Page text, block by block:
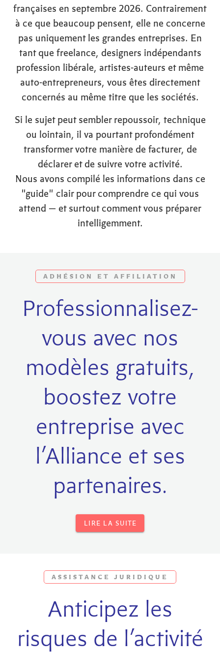
françaises en septembre 2026. Contrairement
à ce que beaucoup pensent, elle ne concerne
pas uniquement les grandes entreprises. En
tant que freelance, designers indépendants
profession libérale, artistes-auteurs et même
auto-entrepreneurs, vous êtes directement
concernés au même titre que les sociétés.
Si le sujet peut sembler repoussoir, technique
ou lointain, il va pourtant profondément
transformer votre manière de facturer, de
déclarer et de suivre votre activité.
Nous avons compilé les informations dans ce
"guide" clair pour comprendre ce qui vous
attend — et surtout comment vous préparer
intelligemment.
ADHÉSION ET AFFILIATION
Professionnalisez-
vous avec nos
modèles gratuits,
boostez votre
entreprise avec
l’Alliance et ses
partenaires.
LIRE LA SUITE
ASSISTANCE JURIDIQUE
Anticipez les
risques de l’activité